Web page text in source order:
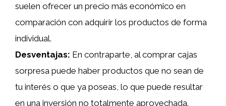
suelen ofrecer un precio más económico en
comparación con adquirir los productos de forma
individual.
Desventajas: En contraparte, al comprar cajas
sorpresa puede haber productos que no sean de
tu interés o que ya poseas, lo que puede resultar
en una inversión no totalmente aprovechada.